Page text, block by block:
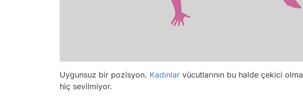
Uygunsuz bir pozisyon. Kadınlar vücutlarının bu halde çekici
hiç sevilmiyor.